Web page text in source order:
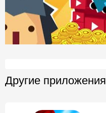
Другие приложения